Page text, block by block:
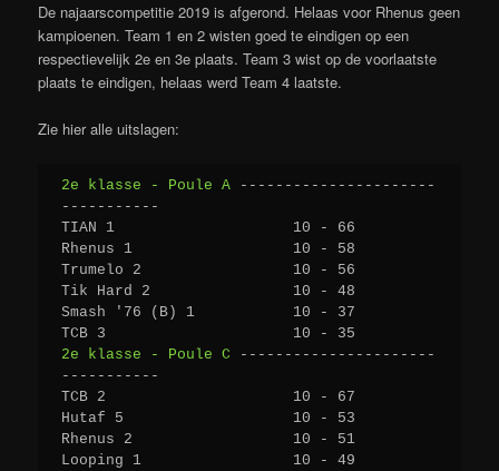
De najaarscompetitie 2019 is afgerond. Helaas voor Rhenus geen
kampioenen. Team 1 en 2 wisten goed te eindigen op een
respectievelijk 2e en 3e plaats. Team 3 wist op de voorlaatste
plaats te eindigen, helaas werd Team 4 laatste.
Zie hier alle uitslagen:
2e klasse - Poule A ----------------------
-----------
TIAN 1                    10 - 66
Rhenus 1                  10 - 58
Trumelo 2                 10 - 56
Tik Hard 2                10 - 48
Smash '76 (B) 1           10 - 37
TCB 3                     10 - 35
2e klasse - Poule C ----------------------
-----------
TCB 2                     10 - 67
Hutaf 5                   10 - 53
Rhenus 2                  10 - 51
Looping 1                 10 - 49